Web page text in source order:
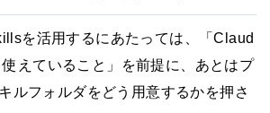
を活用するにあたっては、「Claud
えていること」を前提に、あとはプ
ルフォルダをどう用意するかを押さ